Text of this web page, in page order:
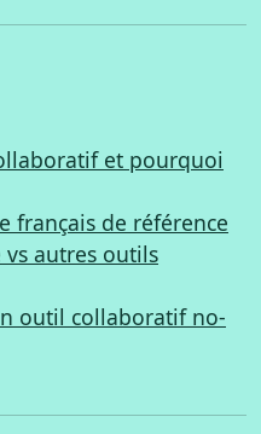
et pourquoi
français de référence
autres outils
outil collaboratif no-